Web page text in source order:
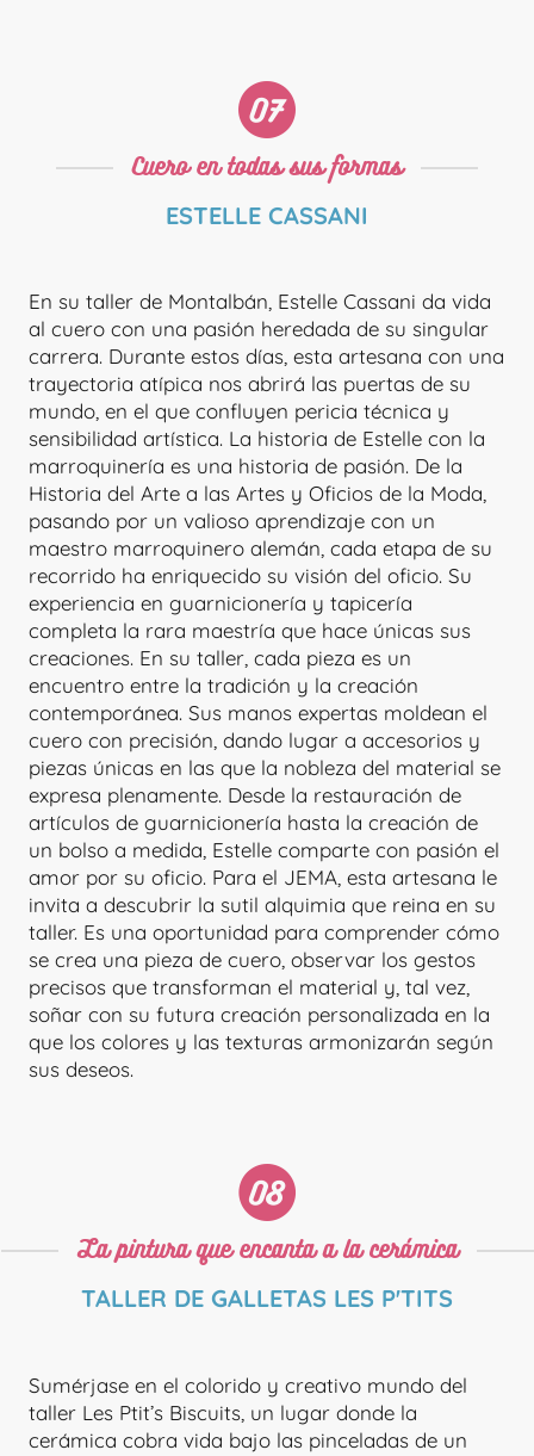
Cuero en todas sus formas
ESTELLE CASSANI
En su taller de Montalbán, Estelle Cassani da vida
al cuero con una pasión heredada de su singular
carrera. Durante estos días, esta artesana con una
trayectoria atípica nos abrirá las puertas de su
mundo, en el que confluyen pericia técnica y
sensibilidad artística. La historia de Estelle con la
marroquinería es una historia de pasión. De la
Historia del Arte a las Artes y Oficios de la Moda,
pasando por un valioso aprendizaje con un
maestro marroquinero alemán, cada etapa de su
recorrido ha enriquecido su visión del oficio. Su
experiencia en guarnicionería y tapicería
completa la rara maestría que hace únicas sus
creaciones. En su taller, cada pieza es un
encuentro entre la tradición y la creación
contemporánea. Sus manos expertas moldean el
cuero con precisión, dando lugar a accesorios y
piezas únicas en las que la nobleza del material se
expresa plenamente. Desde la restauración de
artículos de guarnicionería hasta la creación de
un bolso a medida, Estelle comparte con pasión el
amor por su oficio. Para el JEMA, esta artesana le
invita a descubrir la sutil alquimia que reina en su
taller. Es una oportunidad para comprender cómo
se crea una pieza de cuero, observar los gestos
precisos que transforman el material y, tal vez,
soñar con su futura creación personalizada en la
que los colores y las texturas armonizarán según
sus deseos.
La pintura que encanta a la cerámica
TALLER DE GALLETAS LES P'TITS
Sumérjase en el colorido y creativo mundo del
taller Les Ptit’s Biscuits, un lugar donde la
cerámica cobra vida bajo las pinceladas de un